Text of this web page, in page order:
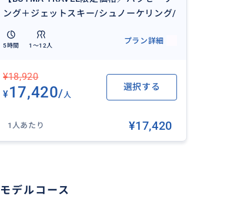
12歳以上の参加者分を本ページよりお申し込みの上、お子
https://travel.buyma.com/service/a020601/
【ホテル送迎】
ホテルへのお迎えは3便よりお選びいただけます。
1便（7:40-8:10）
3便（10:10-10:40）
※ホテルによってお迎え時間が異なるため、予約確定時に
ング＋ジェットスキー/シュノーケリング/
バナナボートから1種】グアムでマリンア
クティビティを満喫しよう！（送迎付）
5時間 1〜12人
プラン詳細
¥18,920
¥17,420/人
選択する
1人あたり ¥17,420
モデルコース